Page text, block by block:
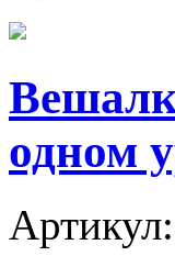
одном